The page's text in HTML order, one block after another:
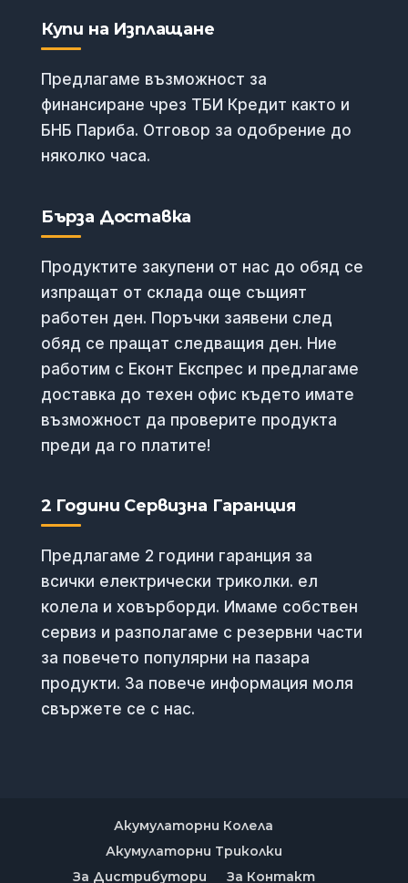
Купи на Изплащане
Предлагаме възможност за
финансиране чрез ТБИ Кредит както и
БНБ Париба. Отговор за одобрение до
няколко часа.
Бърза Доставка
Продуктите закупени от нас до обяд се
изпращат от склада още същият
работен ден. Поръчки заявени след
обяд се пращат следващия ден. Ние
работим с Еконт Експрес и предлагаме
доставка до техен офис където имате
възможност да проверите продукта
преди да го платите!
2 Години Сервизна Гаранция
Предлагаме 2 години гаранция за
всички електрически триколки. ел
колела и ховърборди. Имаме собствен
сервиз и разполагаме с резервни части
за повечето популярни на пазара
продукти. За повече информация моля
свържете се с нас.
Акумулаторни Колела
Акумулаторни Триколки
За Дистрибутори
За Контакт